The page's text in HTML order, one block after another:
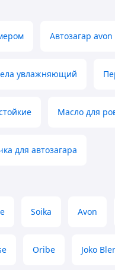
Автозагар avon
увлажняющий
Масло для
для автозагара
Soika Avon
Oribe Joko